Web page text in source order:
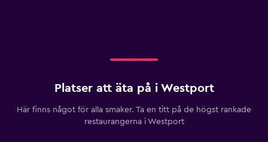
Platser att äta på i Westport
Här finns något för alla smaker. Ta en titt på de högst rankade
restaurangerna i Westport